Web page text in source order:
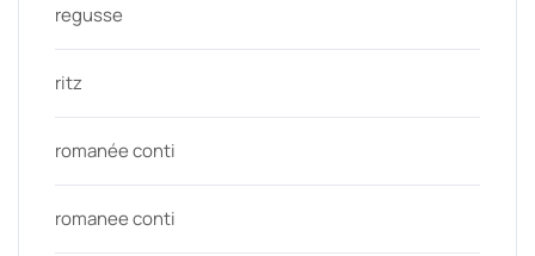
regusse
ritz
romanée conti
romanee conti